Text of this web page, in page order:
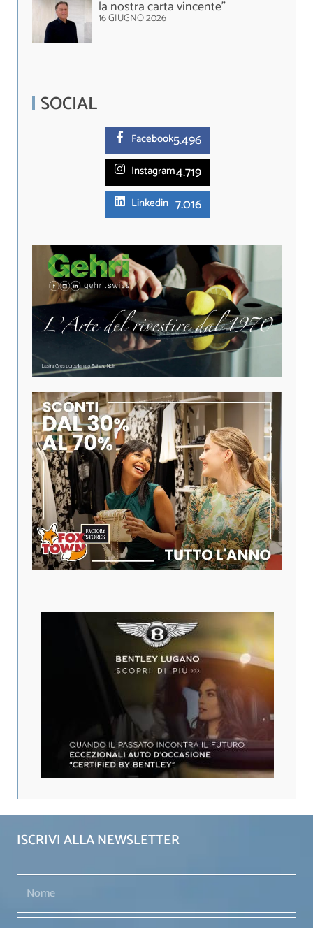
la nostra carta vincente”
16 GIUGNO 2026
SOCIAL
Facebook5.496
Instagram4.719
Linkedin 7.016
ISCRIVI ALLA NEWSLETTER